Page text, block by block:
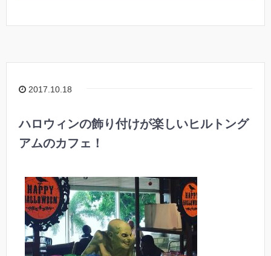
2017.10.18
ハロウィンの飾り付けが楽しいヒルトング
アムのカフェ！